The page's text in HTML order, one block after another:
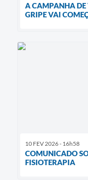
A CAMPANHA
GRIPE VAI
10 FEV 2026 - 16h58
COMUNICADO
FISIOTERAPIA